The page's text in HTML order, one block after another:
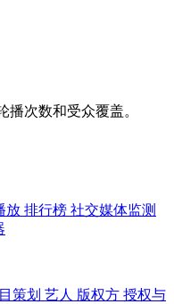
次数和受众覆盖。
放 排行榜 社交媒体监测
策划 艺人 版权方 授权与